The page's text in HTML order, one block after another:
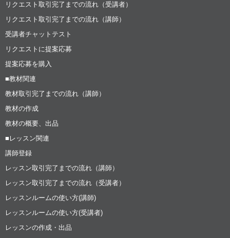
リクエスト取引完了までの流れ（受講者）
リクエスト取引完了までの流れ（講師）
受講者チャットテスト
リクエストに提案応募
提案応募を購入
■教材関連
教材取引完了までの流れ（講師）
教材の作成
教材の概要、出品
■レッスン関連
講師登録
レッスン取引完了までの流れ（講師）
レッスン取引完了までの流れ（受講者）
レッスンルームの使い方(講師)
レッスンルームの使い方(受講者)
レッスンの作成・出品